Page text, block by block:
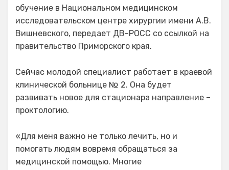
обучение в Национальном медицинском
исследовательском центре хирургии имени А.В.
Вишневского, передает ДВ-РОСС со ссылкой на
правительство Приморского края.
Сейчас молодой специалист работает в краевой
клинической больнице № 2. Она будет
развивать новое для стационара направление –
проктологию.
«Для меня важно не только лечить, но и
помогать людям вовремя обращаться за
медицинской помощью. Многие